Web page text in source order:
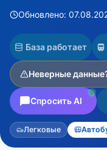
Обновлено:
База работает
Неверные
Спросить AI
Легковые